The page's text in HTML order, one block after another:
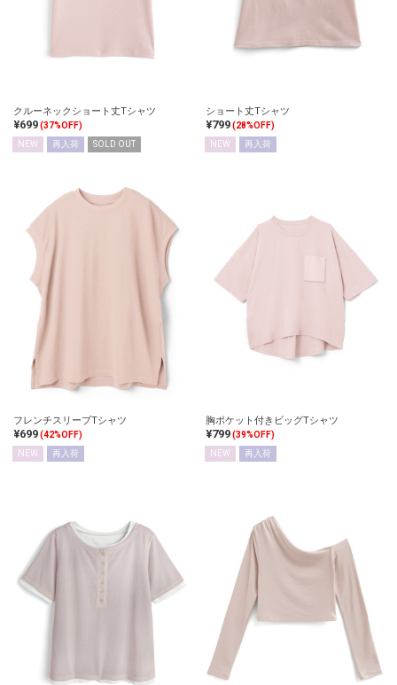
クルーネックショート丈Tシャツ
¥699(37%OFF)
NEW
再入荷 SOLD OUT
ショート丈Tシャツ
¥799(28%OFF)
NEW
再入荷
フレンチスリーブTシャツ
¥699(42%OFF)
NEW
再入荷
胸ポケット付きビッグTシャツ
¥799(39%OFF)
NEW
再入荷